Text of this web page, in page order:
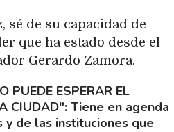
sé de su capacidad de
que ha estado desde el
Gerardo Zamora.
PUEDE ESPERAR EL
CIUDAD" Tiene en agenda
y de las instituciones que